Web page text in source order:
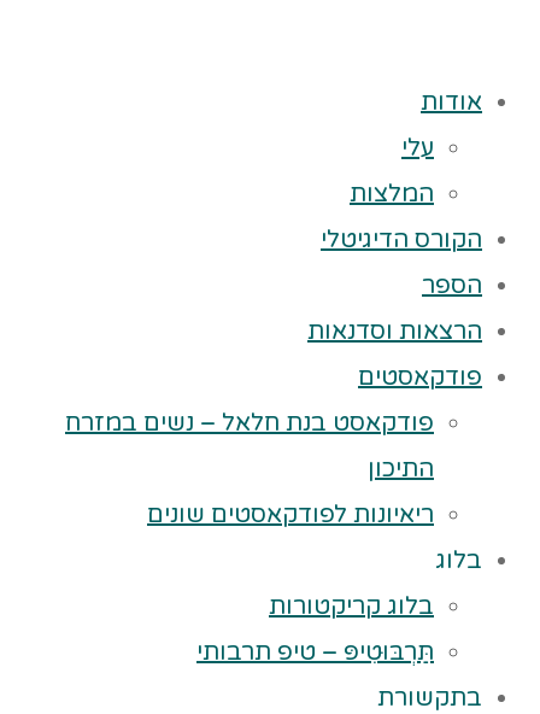
אודות
עלי
המלצות
הקורס הדיגיטלי
הספר
הרצאות וסדנאות
פודקאסטים
פודקאסט בנת חלאל – נשים במזרח
התיכון
ריאיונות לפודקאסטים שונים
בלוג
בלוג קריקטורות
תַּרְבּוּטִיפּ – טיפ תרבותי
בתקשורת